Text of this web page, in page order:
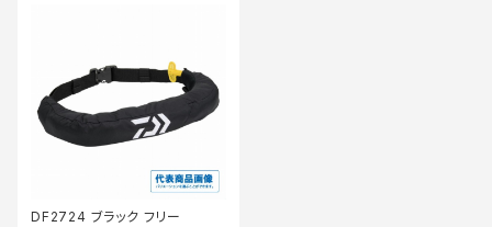
DF2724 ブラック フリー